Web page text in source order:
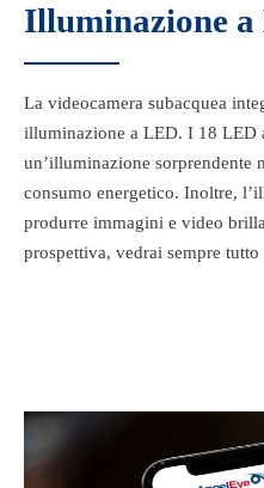
Illuminazione
La videocamera subacquea
illuminazione a LED. I 18 LED
un’illuminazione sorprendente
consumo energetico. Inoltre,
produrre immagini e video
prospettiva, vedrai sempre